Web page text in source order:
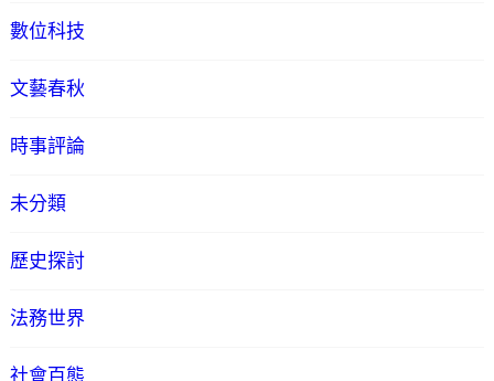
數位科技
文藝春秋
時事評論
未分類
歷史探討
法務世界
社會百態